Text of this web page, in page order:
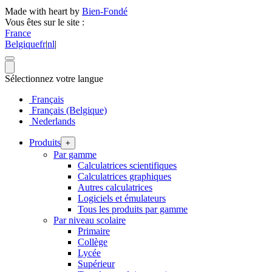
Made with heart by Bien-Fondé
Vous êtes sur le site :
France
Belgiquefr|nl|
Sélectionnez votre langue
Français
Français (Belgique)
Nederlands
Produits +
Par gamme
Calculatrices scientifiques
Calculatrices graphiques
Autres calculatrices
Logiciels et émulateurs
Tous les produits par gamme
Par niveau scolaire
Primaire
Collège
Lycée
Supérieur